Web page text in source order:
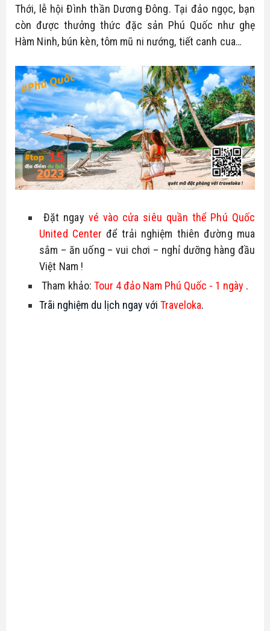
Thới, lễ hội Đình thần Dương Đông. Tại đảo ngọc, bạn
còn được thưởng thức đặc sản Phú Quốc như ghẹ
Hàm Ninh, bún kèn, tôm mũ ni nướng, tiết canh cua…
Đặt ngay vé vào cửa siêu quần thể Phú Quốc
United Center để trải nghiệm thiên đường mua
sắm – ăn uống – vui chơi – nghỉ dưỡng hàng đầu
Việt Nam !
Tham khảo: Tour 4 đảo Nam Phú Quốc - 1 ngày .
Trãi nghiệm du lịch ngay với Traveloka.